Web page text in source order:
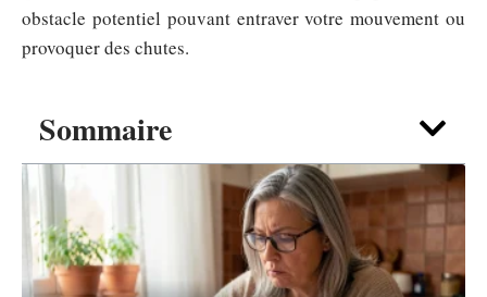
Sommaire
obstacle potentiel pouvant entraver votre mouvement ou
provoquer des chutes.